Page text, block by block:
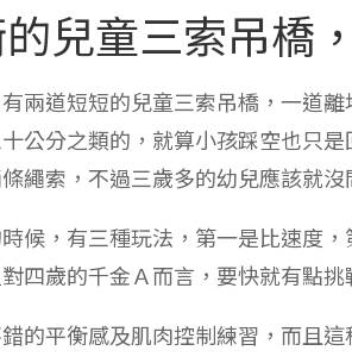
兒童三索吊橋
兩道短短的兒童三索吊橋，一道
公分之類的，就算小孩踩空也只
繩索，不過三歲多的幼兒應該就沒
候，有三種玩法，第一是比速度
四歲的千金Ａ而言，要快就有點
的平衡感及肌肉控制練習，而且這